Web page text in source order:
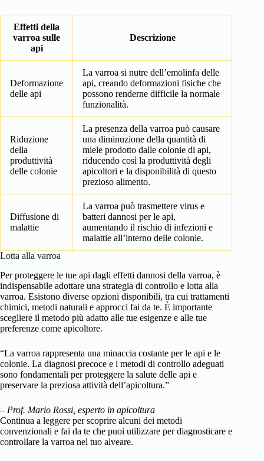
Effetti della
varroa sulle
api
Descrizione
Deformazione
delle api
La varroa si nutre dell’emolinfa delle
api, creando deformazioni fisiche che
possono renderne difficile la normale
funzionalità.
Riduzione
della
produttività
delle colonie
La presenza della varroa può causare
una diminuzione della quantità di
miele prodotto dalle colonie di api,
riducendo così la produttività degli
apicoltori e la disponibilità di questo
prezioso alimento.
Diffusione di
malattie
La varroa può trasmettere virus e
batteri dannosi per le api,
aumentando il rischio di infezioni e
malattie all’interno delle colonie.
Lotta alla varroa
Per proteggere le tue api dagli effetti dannosi della varroa, è
indispensabile adottare una strategia di controllo e lotta alla
varroa. Esistono diverse opzioni disponibili, tra cui trattamenti
chimici, metodi naturali e approcci fai da te. È importante
scegliere il metodo più adatto alle tue esigenze e alle tue
preferenze come apicoltore.
“La varroa rappresenta una minaccia costante per le api e le
colonie. La diagnosi precoce e i metodi di controllo adeguati
sono fondamentali per proteggere la salute delle api e
preservare la preziosa attività dell’apicoltura.”
– Prof. Mario Rossi, esperto in apicoltura
Continua a leggere per scoprire alcuni dei metodi
convenzionali e fai da te che puoi utilizzare per diagnosticare e
controllare la varroa nel tuo alveare.